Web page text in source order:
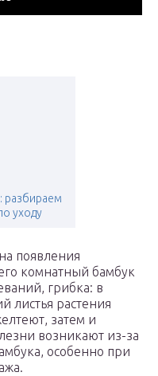
разбираем
уходу
появления
комнатный бамбук
грибка: в
листья растения
затем и
возникают из-за
особенно при